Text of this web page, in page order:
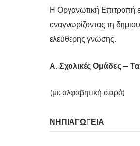
Η Οργανωτική Επιτροπή
αναγνωρίζοντας τη
ελεύθερης γνώσης.
Α. Σχολικές Ομάδες —
(με αλφαβητική σειρά)
ΝΗΠΙΑΓΩΓΕΙΑ